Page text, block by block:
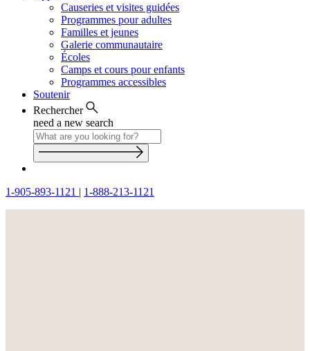
Causeries et visites guidées
Programmes pour adultes
Familles et jeunes
Galerie communautaire
Écoles
Camps et cours pour enfants
Programmes accessibles
Soutenir
Rechercher
need a new search
1-905-893-1121 | 1-888-213-1121